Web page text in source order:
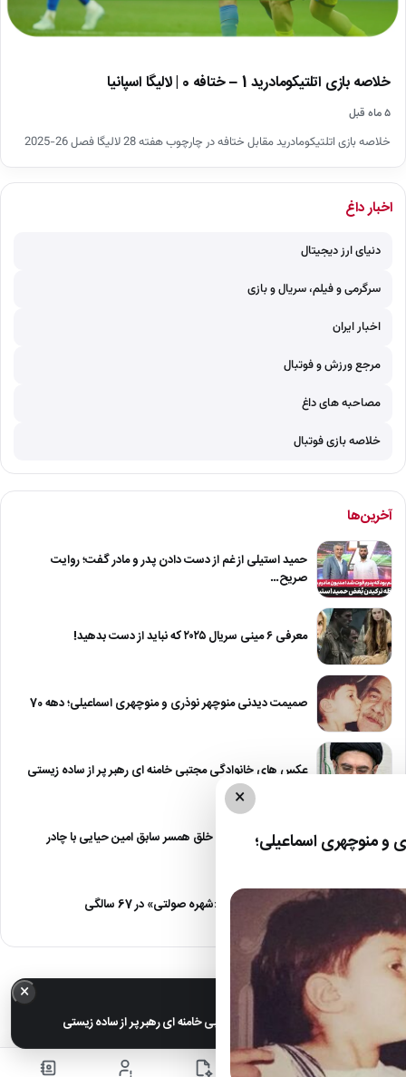
خلاصه بازی اتلتیکومادرید 1 – ختافه 0 | لالیگا اسپانیا
۵ ماه قبل
خلاصه بازی اتلتیکومادرید مقابل ختافه در چارچوب هفته 28 لالیگا فصل 26-2025
اخبار داغ
دنیای ارز دیجیتال
سرگرمی و فیلم، سریال و بازی
اخبار ایران
مرجع ورزش و فوتبال
مصاحبه های داغ
خلاصه بازی فوتبال
آخرین‌ها
حمید استیلی از غم از دست دادن پدر و مادر گفت؛ روایت
صریح…
معرفی ۶ مینی سریال ۲۰۲۵ که نباید از دست بدهید!
صمیمت دیدنی منوچهر نوذری و منوچهری اسماعیلی؛ دهه 70
عکس های خانوادگی مجتبی خامنه ای رهبر پر از ساده زیستی
عکس| نیلوفر خوش خلق همسر سابق امین حیایی با چادر
عکس| تغییر چهره «شهره صولتی» در 67 سالگی
×
منوچهری اسماعیلی؛
× خبر مهم
عکس های خانوادگی مجتبی خامنه ای رهبر پر از ساده زیستی